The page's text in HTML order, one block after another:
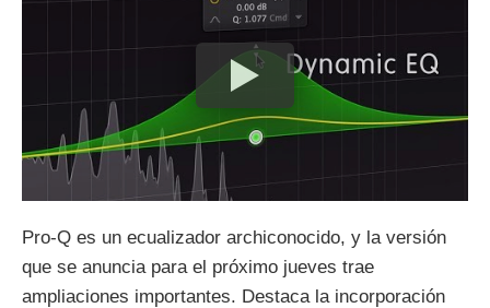
Pro-Q es un ecualizador archiconocido, y la versión
que se anuncia para el próximo jueves trae
ampliaciones importantes. Destaca la incorporación